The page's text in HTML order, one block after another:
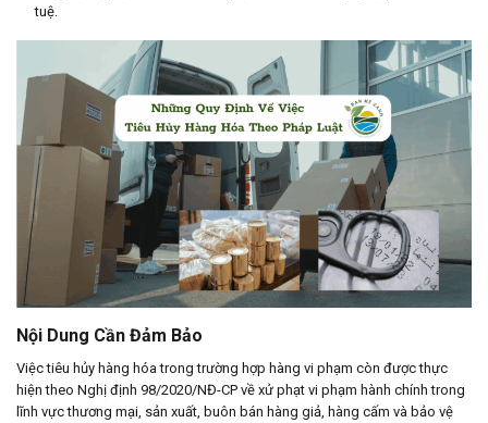
tuệ.
Nội Dung Cần Đảm Bảo
Việc tiêu hủy hàng hóa trong trường hợp hàng vi phạm còn được thực
hiện theo Nghị định 98/2020/NĐ-CP về xử phạt vi phạm hành chính trong
lĩnh vực thương mại, sản xuất, buôn bán hàng giả, hàng cấm và bảo vệ